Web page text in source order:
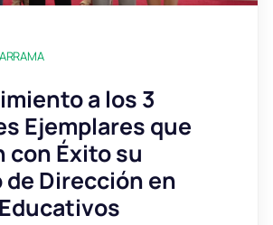
a los 3
Ejemplares que
con Éxito su
Dirección en